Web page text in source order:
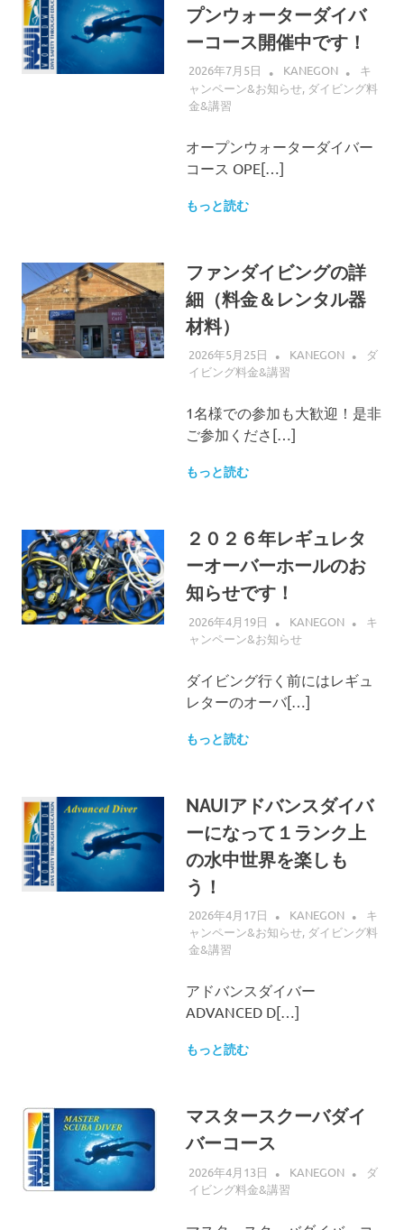
プンウォーターダイバ
ーコース開催中です！
2026年7月5日 KANEGON
キ
ャンペーン&お知らせ, ダイビング料
金&講習
オープンウォーターダイバー
コース OPE[…]
もっと読む
ファンダイビングの詳
細（料金＆レンタル器
材料）
2026年5月25日 KANEGON
ダ
イビング料金&講習
1名様での参加も大歓迎！是非
ご参加くださ[…]
もっと読む
２０２６年レギュレタ
ーオーバーホールのお
知らせです！
2026年4月19日 KANEGON
キ
ャンペーン&お知らせ
ダイビング行く前にはレギュ
レターのオーバ[…]
もっと読む
NAUIアドバンスダイバ
ーになって１ランク上
の水中世界を楽しも
う！
2026年4月17日 KANEGON
キ
ャンペーン&お知らせ, ダイビング料
金&講習
アドバンスダイバー
ADVANCED D[…]
もっと読む
マスタースクーバダイ
バーコース
2026年4月13日 KANEGON
ダ
イビング料金&講習